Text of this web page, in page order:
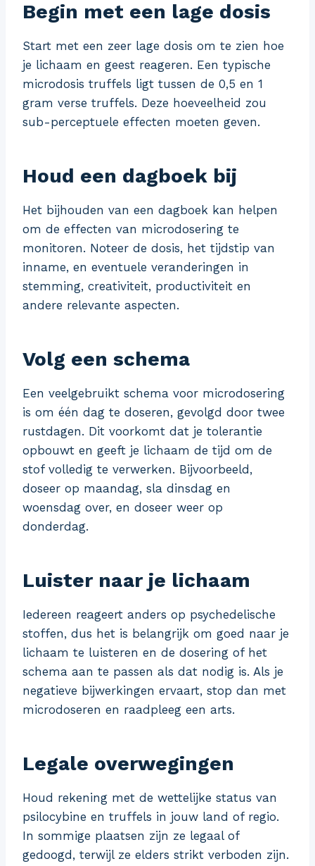
Begin met een lage dosis
Start met een zeer lage dosis om te zien hoe
je lichaam en geest reageren. Een typische
microdosis truffels ligt tussen de 0,5 en 1
gram verse truffels. Deze hoeveelheid zou
sub-perceptuele effecten moeten geven.
Houd een dagboek bij
Het bijhouden van een dagboek kan helpen
om de effecten van microdosering te
monitoren. Noteer de dosis, het tijdstip van
inname, en eventuele veranderingen in
stemming, creativiteit, productiviteit en
andere relevante aspecten.
Volg een schema
Een veelgebruikt schema voor microdosering
is om één dag te doseren, gevolgd door twee
rustdagen. Dit voorkomt dat je tolerantie
opbouwt en geeft je lichaam de tijd om de
stof volledig te verwerken. Bijvoorbeeld,
doseer op maandag, sla dinsdag en
woensdag over, en doseer weer op
donderdag.
Luister naar je lichaam
Iedereen reageert anders op psychedelische
stoffen, dus het is belangrijk om goed naar je
lichaam te luisteren en de dosering of het
schema aan te passen als dat nodig is. Als je
negatieve bijwerkingen ervaart, stop dan met
microdoseren en raadpleeg een arts.
Legale overwegingen
Houd rekening met de wettelijke status van
psilocybine en truffels in jouw land of regio.
In sommige plaatsen zijn ze legaal of
gedoogd, terwijl ze elders strikt verboden zijn.